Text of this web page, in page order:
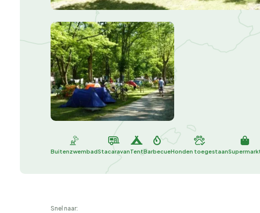
BuitenzwembadStacaravanTentBarbecueHonden toegestaan
Snel naar: